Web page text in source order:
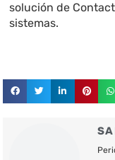
solución de
sistemas.